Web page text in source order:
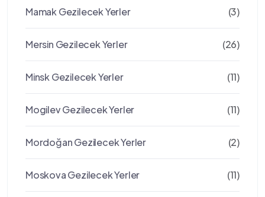
Mamak Gezilecek Yerler (3)
Mersin Gezilecek Yerler (26)
Minsk Gezilecek Yerler (11)
Mogilev Gezilecek Yerler (11)
Mordoğan Gezilecek Yerler (2)
Moskova Gezilecek Yerler (11)